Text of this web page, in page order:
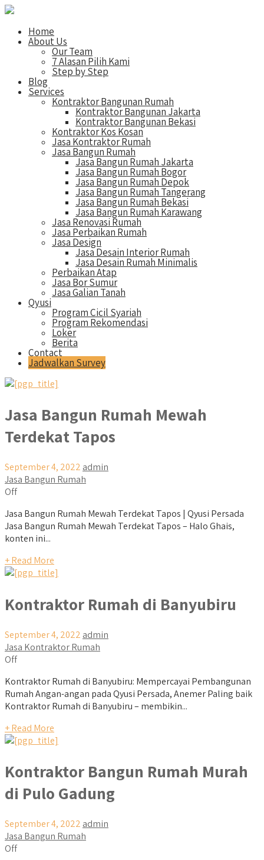
Home
About Us
Our Team
7 Alasan Pilih Kami
Step by Step
Blog
Services
Kontraktor Bangunan Rumah
Kontraktor Bangunan Jakarta
Kontraktor Bangunan Bekasi
Kontraktor Kos Kosan
Jasa Kontraktor Rumah
Jasa Bangun Rumah
Jasa Bangun Rumah Jakarta
Jasa Bangun Rumah Bogor
Jasa Bangun Rumah Depok
Jasa Bangun Rumah Tangerang
Jasa Bangun Rumah Bekasi
Jasa Bangun Rumah Karawang
Jasa Renovasi Rumah
Jasa Perbaikan Rumah
Jasa Design
Jasa Desain Interior Rumah
Jasa Desain Rumah Minimalis
Perbaikan Atap
Jasa Bor Sumur
Jasa Galian Tanah
Qyusi
Program Cicil Syariah
Program Rekomendasi
Loker
Berita
Contact
Jadwalkan Survey
Jasa Bangun Rumah Mewah
Terdekat Tapos
September 4, 2022 admin
Jasa Bangun Rumah
Off
Jasa Bangun Rumah Mewah Terdekat Tapos | Qyusi Persada
Jasa Bangun Rumah Mewah Terdekat Tapos – Halo Ghais,
konten ini...
+ Read More
Kontraktor Rumah di Banyubiru
September 4, 2022 admin
Jasa Kontraktor Rumah
Off
Kontraktor Rumah di Banyubiru: Mempercayai Pembangunan
Rumah Angan-angan pada Qyusi Persada, Anemer Paling baik
Kontraktor Rumah di Banyubiru – membikin...
+ Read More
Kontraktor Bangun Rumah Murah
di Pulo Gadung
September 4, 2022 admin
Jasa Bangun Rumah
Off